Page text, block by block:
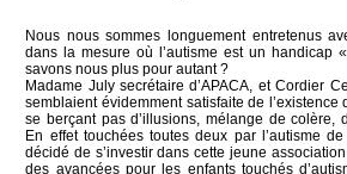
Nous nous sommes longuement entretenus
dans la mesure où l’autisme est un handicap
savons nous plus pour autant ?
Madame July secrétaire d’APACA, et Cordier
semblaient évidemment satisfaite de l’existence
se berçant pas d’illusions, mélange de colère,
En effet touchées toutes deux par l’autisme
décidé de s’investir dans cette jeune
des avancées pour les enfants touchés